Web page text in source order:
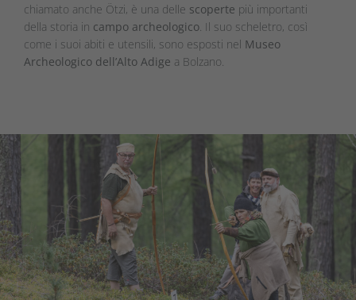
chiamato anche Ötzi, è una delle scoperte più importanti
della storia in campo archeologico. Il suo scheletro, così
come i suoi abiti e utensili, sono esposti nel Museo
Archeologico dell’Alto Adige a Bolzano.